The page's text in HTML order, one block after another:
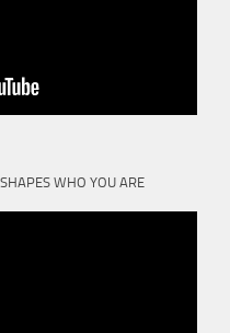
WHO YOU ARE